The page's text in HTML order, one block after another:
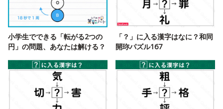
小学生でできる「転がる2つの
円」の問題、あなたは解ける？
「？」に入る漢字はなに？和同
開珎パズル167